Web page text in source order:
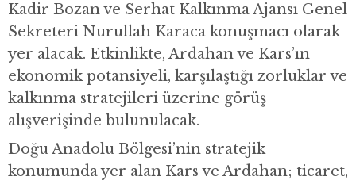
Kadir Bozan ve Serhat Kalkınma Ajansı Genel
Sekreteri Nurullah Karaca konuşmacı olarak
yer alacak. Etkinlikte, Ardahan ve Kars’ın
ekonomik potansiyeli, karşılaştığı zorluklar ve
kalkınma stratejileri üzerine görüş
alışverişinde bulunulacak.
Doğu Anadolu Bölgesi’nin stratejik
konumunda yer alan Kars ve Ardahan; ticaret,